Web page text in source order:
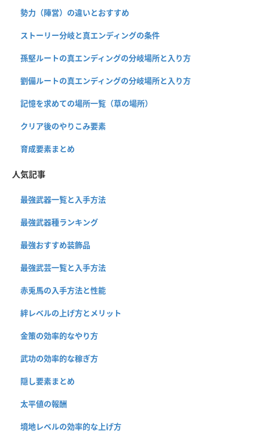
勢力（陣営）の違いとおすすめ
ストーリー分岐と真エンディングの条件
孫堅ルートの真エンディングの分岐場所と入り方
劉備ルートの真エンディングの分岐場所と入り方
記憶を求めての場所一覧（草の場所）
クリア後のやりこみ要素
育成要素まとめ
人気記事
最強武器一覧と入手方法
最強武器種ランキング
最強おすすめ装飾品
最強武芸一覧と入手方法
赤兎馬の入手方法と性能
絆レベルの上げ方とメリット
金策の効率的なやり方
武功の効率的な稼ぎ方
隠し要素まとめ
太平値の報酬
境地レベルの効率的な上げ方